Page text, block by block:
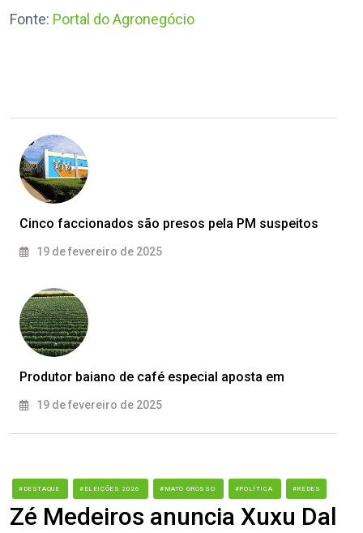
Fonte: Portal do Agronegócio
Cinco faccionados são presos pela PM suspeitos
19 de fevereiro de 2025
Produtor baiano de café especial aposta em
19 de fevereiro de 2025
#DESTAQUE #ELEIÇÕES 2026 #MATO GROSSO #POLÍTICA #REDES
Zé Medeiros anuncia Xuxu Dal